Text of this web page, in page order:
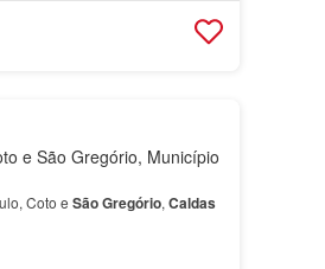
e São Gregório, Município
Coto e SãoGregório, Caldas